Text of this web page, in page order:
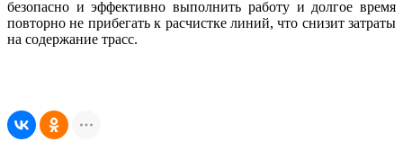
безопасно и эффективно выполнить работу и долгое время
повторно не прибегать к расчистке линий, что снизит затраты
на содержание трасс.